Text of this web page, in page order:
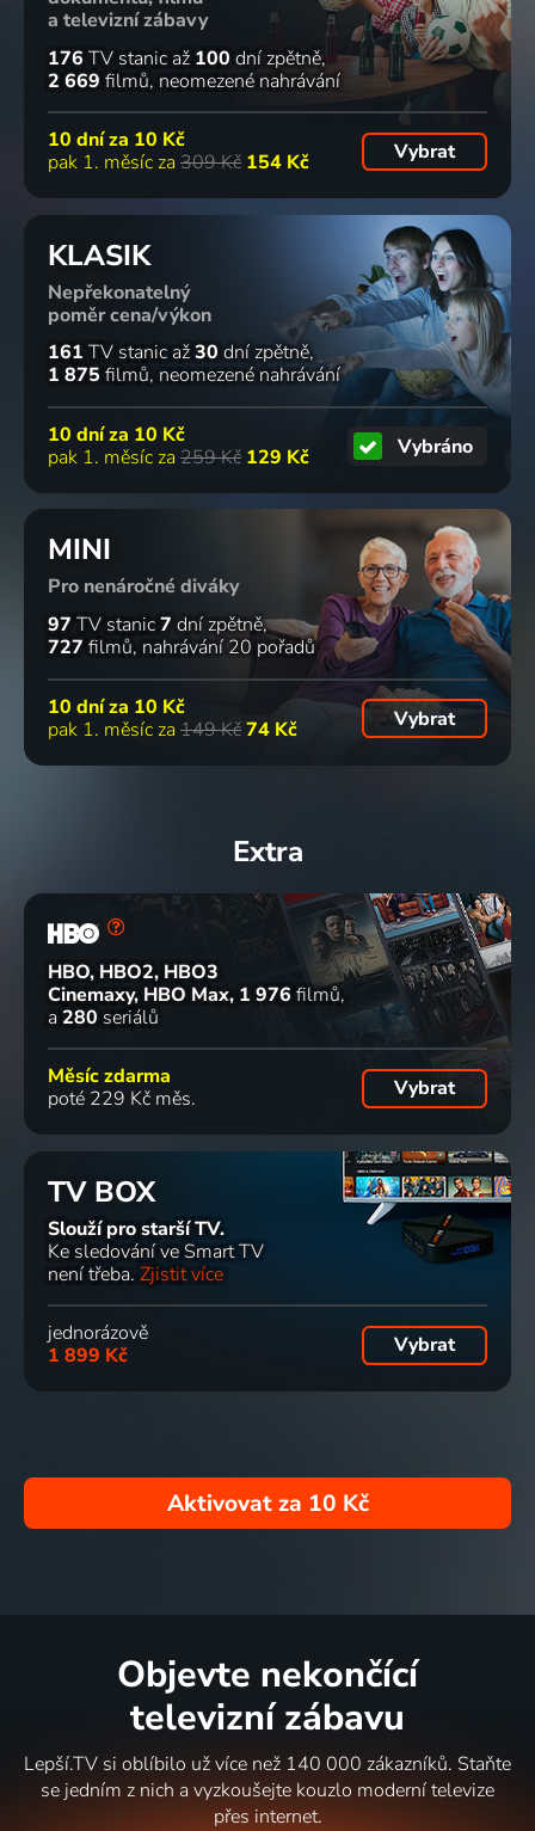
a televizní zábavy
176 TV stanic až 100 dní zpětně
2 669 filmů neomezené nahrávání
10 dní za 10 Kč
pak 1. měsíc za 309 Kč 154 Kč Vybrat
KLASIK
Nepřekonatelný
poměr cena/výkon
161 TV stanic až30 dní zpětně
1 875 filmů neomezené nahrávání
10 dní za 10 Kč
pak 1. měsíc za 259 Kč 129 Kč Vybráno
MINI
Pro nenáročné diváky
97 TV stanic7 dní zpětně
727 filmů nahrávání 20 pořadů
10 dní za 10 Kč
pak 1. měsíc za 149 Kč74 Kč Vybrat
Extra
HBO, HBO2, HBO3
Cinemaxy, HBO Max 1 976 filmů
a 280 seriálů
Měsíc zdarma
poté 229 Kč měs.
Vybrat
TV BOX
Slouží pro starší TV.
Ke sledování ve Smart TV
není třeba. Zjistit více
jednorázově
1 899 Kč
Vybrat
Aktivovat za 10 Kč
Objevte nekončící
televizní zábavu
Lepší.TV si oblíbilo už více než 140 000 zákazníků. Staňte
se jedním z nich a vyzkoušejte kouzlo moderní televize
přes internet.